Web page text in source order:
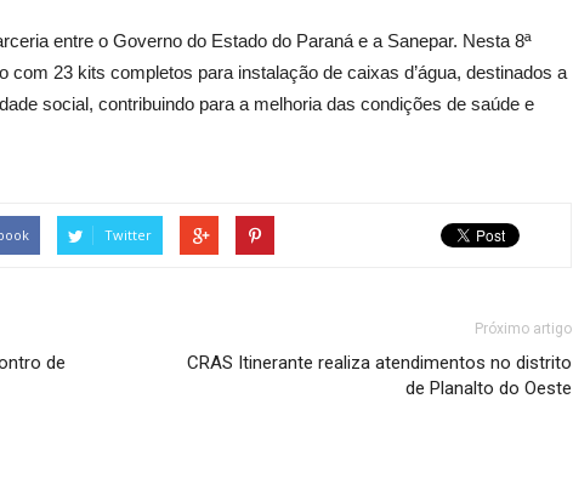
entre o Governo do Estado do Paraná e a Sanepar. Nesta 8ª
com 23 kits completos para instalação de caixas d’água, destinados a
social, contribuindo para a melhoria das condições de saúde e
Twitter
de
Próximo artigo
CRAS Itinerante realiza atendimentos no distrito
de Planalto do Oeste